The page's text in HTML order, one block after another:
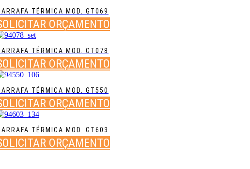
TÉRMICA MOD. GT069
ORÇAMENTO
TÉRMICA MOD. GT078
ORÇAMENTO
TÉRMICA MOD. GT550
ORÇAMENTO
TÉRMICA MOD. GT603
ORÇAMENTO